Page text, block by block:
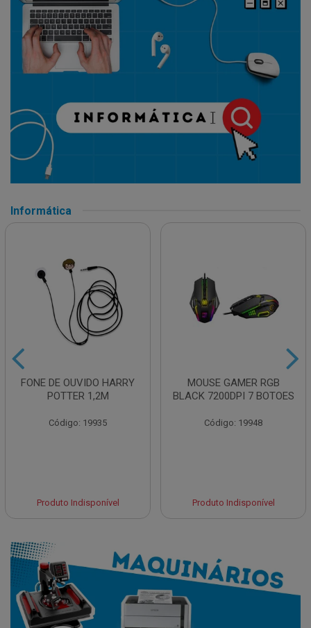
Informática
FONE DE OUVIDO HARRY
POTTER 1,2M
Código: 19935
Produto Indisponível
MOUSE GAMER RGB
BLACK 7200DPI 7 BOTOES
Código: 19948
Produto Indisponível